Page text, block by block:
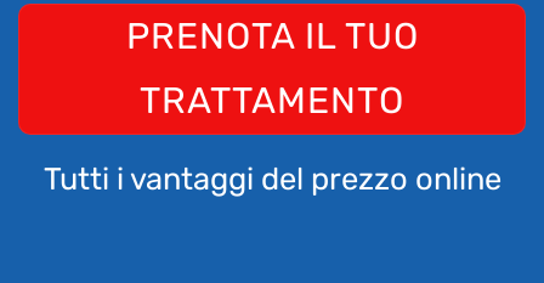
PRENOTA IL TUO
TRATTAMENTO
Tutti i vantaggi del prezzo online